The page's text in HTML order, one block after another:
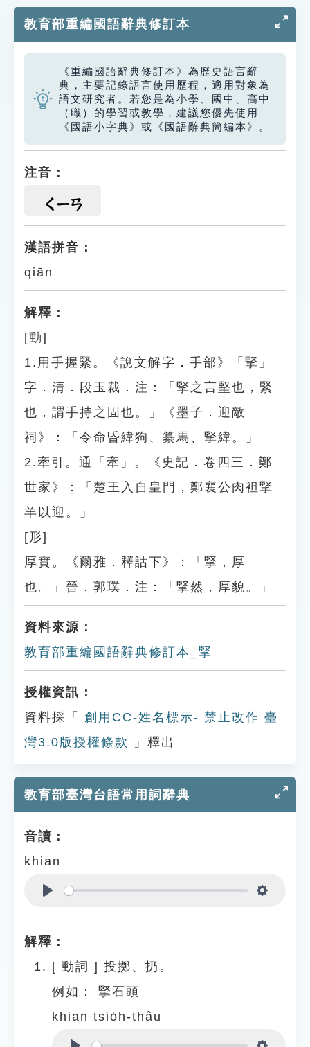
貓頭鷹博士
教育部重編國語辭典修訂本
《重編國語辭典修訂本》為歷史語言辭
典，主要記錄語言使用歷程，適用對象為
語文研究者。若您是為小學、國中、高中
（職）的學習或教學，建議您優先使用
《國語小字典》或《國語辭典簡編本》。
注音：
ㄑㄧㄢ
漢語拼音：
qiān
解釋：
[動]
1.用手握緊。《說文解字．手部》「掔」
字．清．段玉裁．注：「掔之言堅也，緊
也，謂手持之固也。」《墨子．迎敵
祠》：「令命昏緯狗、纂馬、掔緯。」
2.牽引。通「牽」。《史記．卷四三．鄭
世家》：「楚王入自皇門，鄭襄公肉袒掔
羊以迎。」
[形]
厚實。《爾雅．釋詁下》：「掔，厚
也。」晉．郭璞．注：「掔然，厚貌。」
資料來源：
教育部重編國語辭典修訂本_掔
授權資訊：
資料採「
創用CC-姓名標示- 禁止改作 臺
灣3.0版授權條款
」釋出
教育部臺灣台語常用詞辭典
音讀：
khian
解釋：
[ 動詞 ] 投擲、扔。
例如：
掔石頭
khian tsio̍h-thâu